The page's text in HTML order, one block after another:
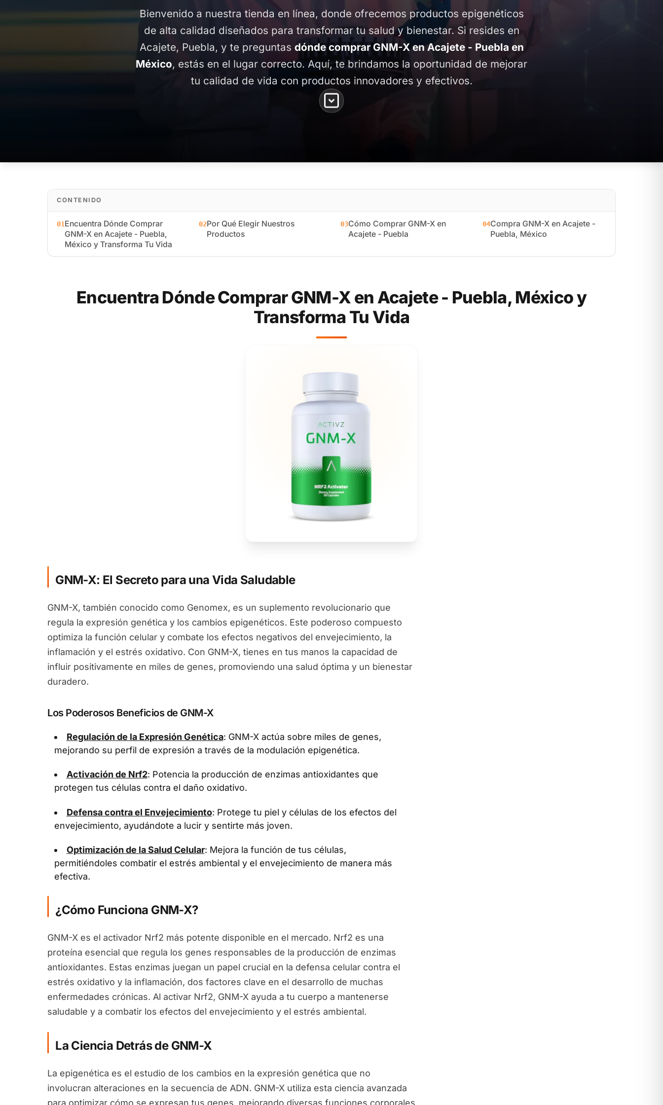
Bienvenido a nuestra tienda en línea, donde ofrecemos productos epigenéticos
de alta calidad diseñados para transformar tu salud y bienestar. Si resides en
Acajete, Puebla, y te preguntas dónde comprar GNM-X en Acajete - Puebla en
México, estás en el lugar correcto. Aquí, te brindamos la oportunidad de mejorar
tu calidad de vida con productos innovadores y efectivos.
CONTENIDO
01Encuentra Dónde Comprar
GNM-X en Acajete - Puebla,
México y Transforma Tu Vida
02Por Qué Elegir Nuestros
Productos
03Cómo Comprar GNM-X en
Acajete - Puebla
04Compra GNM-X en Acajete -
Puebla, México
Encuentra Dónde Comprar GNM-X en Acajete - Puebla, México y
Transforma Tu Vida
GNM-X: El Secreto para una Vida Saludable
GNM-X, también conocido como Genomex, es un suplemento revolucionario que
regula la expresión genética y los cambios epigenéticos. Este poderoso compuesto
optimiza la función celular y combate los efectos negativos del envejecimiento, la
inflamación y el estrés oxidativo. Con GNM-X, tienes en tus manos la capacidad de
influir positivamente en miles de genes, promoviendo una salud óptima y un bienestar
duradero.
Los Poderosos Beneficios de GNM-X
Regulación de la Expresión Genética: GNM-X actúa sobre miles de genes,
mejorando su perfil de expresión a través de la modulación epigenética.
Activación de Nrf2: Potencia la producción de enzimas antioxidantes que
protegen tus células contra el daño oxidativo.
Defensa contra el Envejecimiento: Protege tu piel y células de los efectos del
envejecimiento, ayudándote a lucir y sentirte más joven.
Optimización de la Salud Celular: Mejora la función de tus células,
permitiéndoles combatir el estrés ambiental y el envejecimiento de manera más
efectiva.
¿Cómo Funciona GNM-X?
GNM-X es el activador Nrf2 más potente disponible en el mercado. Nrf2 es una
proteína esencial que regula los genes responsables de la producción de enzimas
antioxidantes. Estas enzimas juegan un papel crucial en la defensa celular contra el
estrés oxidativo y la inflamación, dos factores clave en el desarrollo de muchas
enfermedades crónicas. Al activar Nrf2, GNM-X ayuda a tu cuerpo a mantenerse
saludable y a combatir los efectos del envejecimiento y el estrés ambiental.
La Ciencia Detrás de GNM-X
La epigenética es el estudio de los cambios en la expresión genética que no
involucran alteraciones en la secuencia de ADN. GNM-X utiliza esta ciencia avanzada
para optimizar cómo se expresan tus genes, mejorando diversas funciones corporales